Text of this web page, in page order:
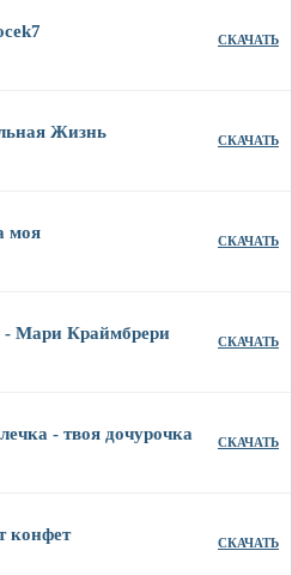
СКАЧАТЬ
Жизнь СКАЧАТЬ
моя СКАЧАТЬ
Мари Краймбрери СКАЧАТЬ
- твоя дочурочка СКАЧАТЬ
конфет СКАЧАТЬ